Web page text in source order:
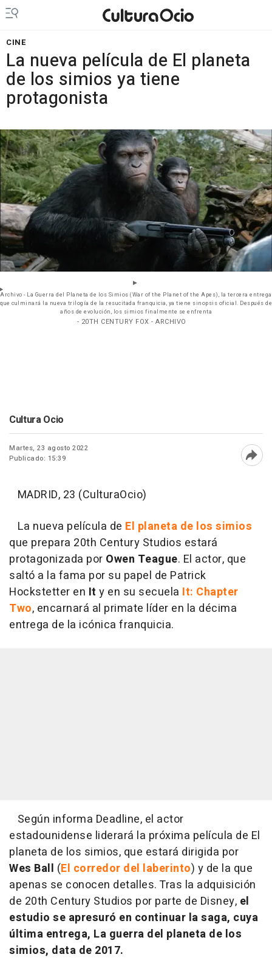
CINE
La nueva película de El planeta
de los simios ya tiene
protagonista
Archivo - La Guerra del Planeta de los Simios (War of the Planet of the Apes), la tercera entrega
que culminará la nueva trilogía de la resucitada franquicia, ya tiene sinopsis oficial. Después de
años de evolución, los simios finalmente se enfrenta
- 20TH CENTURY FOX - ARCHIVO
Cultura Ocio
Martes, 23 agosto 2022
Publicado: 15:39
MADRID, 23 (CulturaOcio)
La nueva película de El planeta de los simios
que prepara 20th Century Studios estará
protagonizada por Owen Teague. El actor, que
saltó a la fama por su papel de Patrick
Hockstetter en It y en su secuela It: Chapter
Two, encarnará al primate líder en la décima
entrega de la icónica franquicia.
Según informa Deadline, el actor
estadounidense liderará la próxima película de El
planeta de los simios, que estará dirigida por
Wes Ball (El corredor del laberinto) y de la que
apenas se conocen detalles. Tras la adquisición
de 20th Century Studios por parte de Disney, el
estudio se apresuró en continuar la saga, cuya
última entrega, La guerra del planeta de los
simios, data de 2017.